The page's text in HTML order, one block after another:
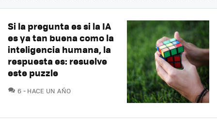
Si la pregunta es si la IA
es ya tan buena como la
inteligencia humana, la
respuesta es: resuelve
este puzzle
6 COMENTARIOS
HACE UN AÑO